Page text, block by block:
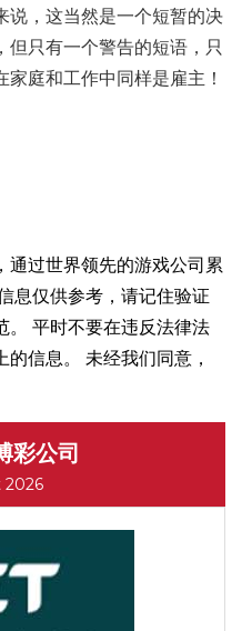
说，这当然是一个短暂的决
但只有一个警告的短语，只
庭和工作中同样是雇主！
通过世界领先的游戏公司累
息仅供参考，请记住验证
。 平时不要在违反法律法
信息。 未经我们同意，
彩公司